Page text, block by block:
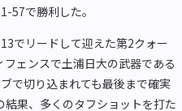
57で勝利した。
でリードして迎えた第2クォー
ェンスで土浦日大の武器である
で切り込まれても最後まで確実
果、多くのタフショットを打た